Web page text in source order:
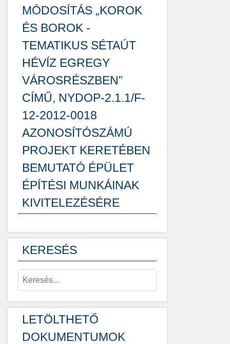
MÓDOSÍTÁS „KOROK
ÉS BOROK -
TEMATIKUS SÉTAÚT
HÉVÍZ EGREGY
VÁROSRÉSZBEN”
CÍMŰ, NYDOP-2.1.1/F-
12-2012-0018
AZONOSÍTÓSZÁMÚ
PROJEKT KERETÉBEN
BEMUTATÓ ÉPÜLET
ÉPÍTÉSI MUNKÁINAK
KIVITELEZÉSÉRE
KERESÉS
LETÖLTHETŐ
DOKUMENTUMOK